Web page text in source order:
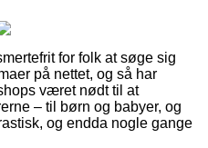
for folk at søge sig
på nettet, og så har
været nødt til at
– til børn og babyer, og
og endda nogle gange